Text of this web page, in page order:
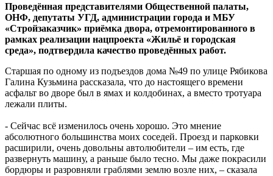
Проведённая представителями Общественной палаты,
ОНФ, депутаты УГД, администрации города и МБУ
«Стройзаказчик» приёмка двора, отремонтированного в
рамках реализации нацпроекта «Жильё и городская
среда», подтвердила качество проведённых работ.
Старшая по одному из подъездов дома №49 по улице Рябикова
Галина Кузьмина рассказала, что до настоящего времени
асфальт во дворе был в ямах и колдобинах, а вместо тротуара
лежали плиты.
- Сейчас всё изменилось очень хорошо. Это мнение
абсолютного большинства моих соседей. Проезд и парковки
расширили, очень довольны автолюбители – им есть, где
развернуть машину, а раньше было тесно. Мы даже покрасили
бордюры и разровняли граблями землю возле них, – сказала